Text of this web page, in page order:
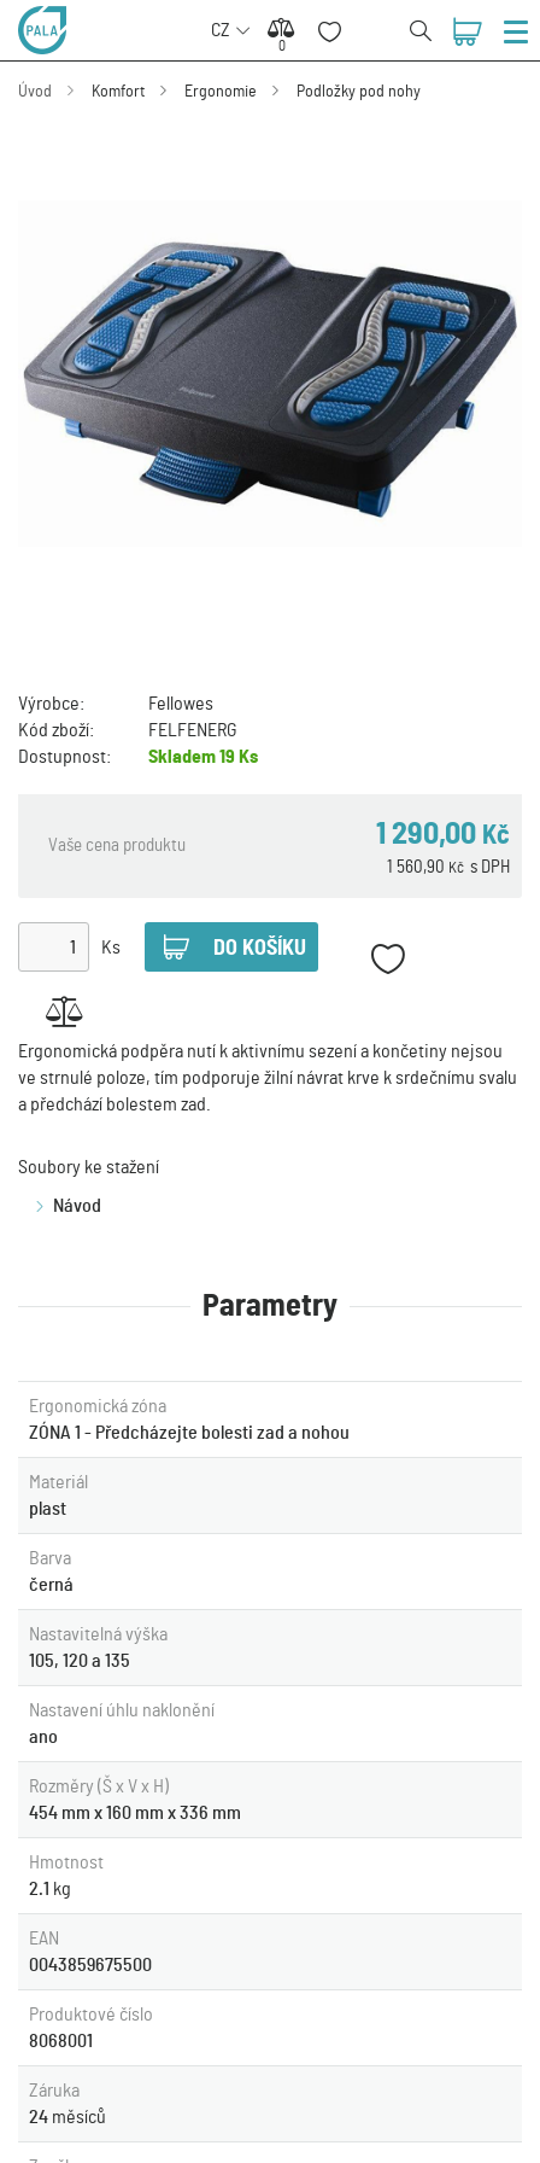
CZ
0
0
Úvod Komfort Ergonomie Podložky pod nohy
Výrobce:
Fellowes
Kód zboží:
FELFENERG
Dostupnost:
Skladem19 Ks
Vaše cena produktu 1 290,00 Kč
s DPH
1 560,90 Kč
Ks
Ergonomická podpěra nutí k aktivnímu sezení a končetiny nejsou
ve strnulé poloze, tím podporuje žilní návrat krve k srdečnímu svalu
a předchází bolestem zad.
Soubory ke stažení
Návod
Parametry
Ergonomická zóna
ZÓNA 1 - Předcházejte bolesti zad a nohou
Materiál
plast
Barva
černá
Nastavitelná výška
105, 120 a 135
Nastavení úhlu naklonění
ano
Rozměry (Š x V x H)
454 mm x 160 mm x 336 mm
Hmotnost
2.1 kg
EAN
0043859675500
Produktové číslo
8068001
Záruka
24 měsíců